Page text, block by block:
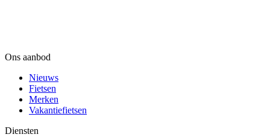
Ons aanbod
Nieuws
Fietsen
Merken
Vakantiefietsen
Diensten